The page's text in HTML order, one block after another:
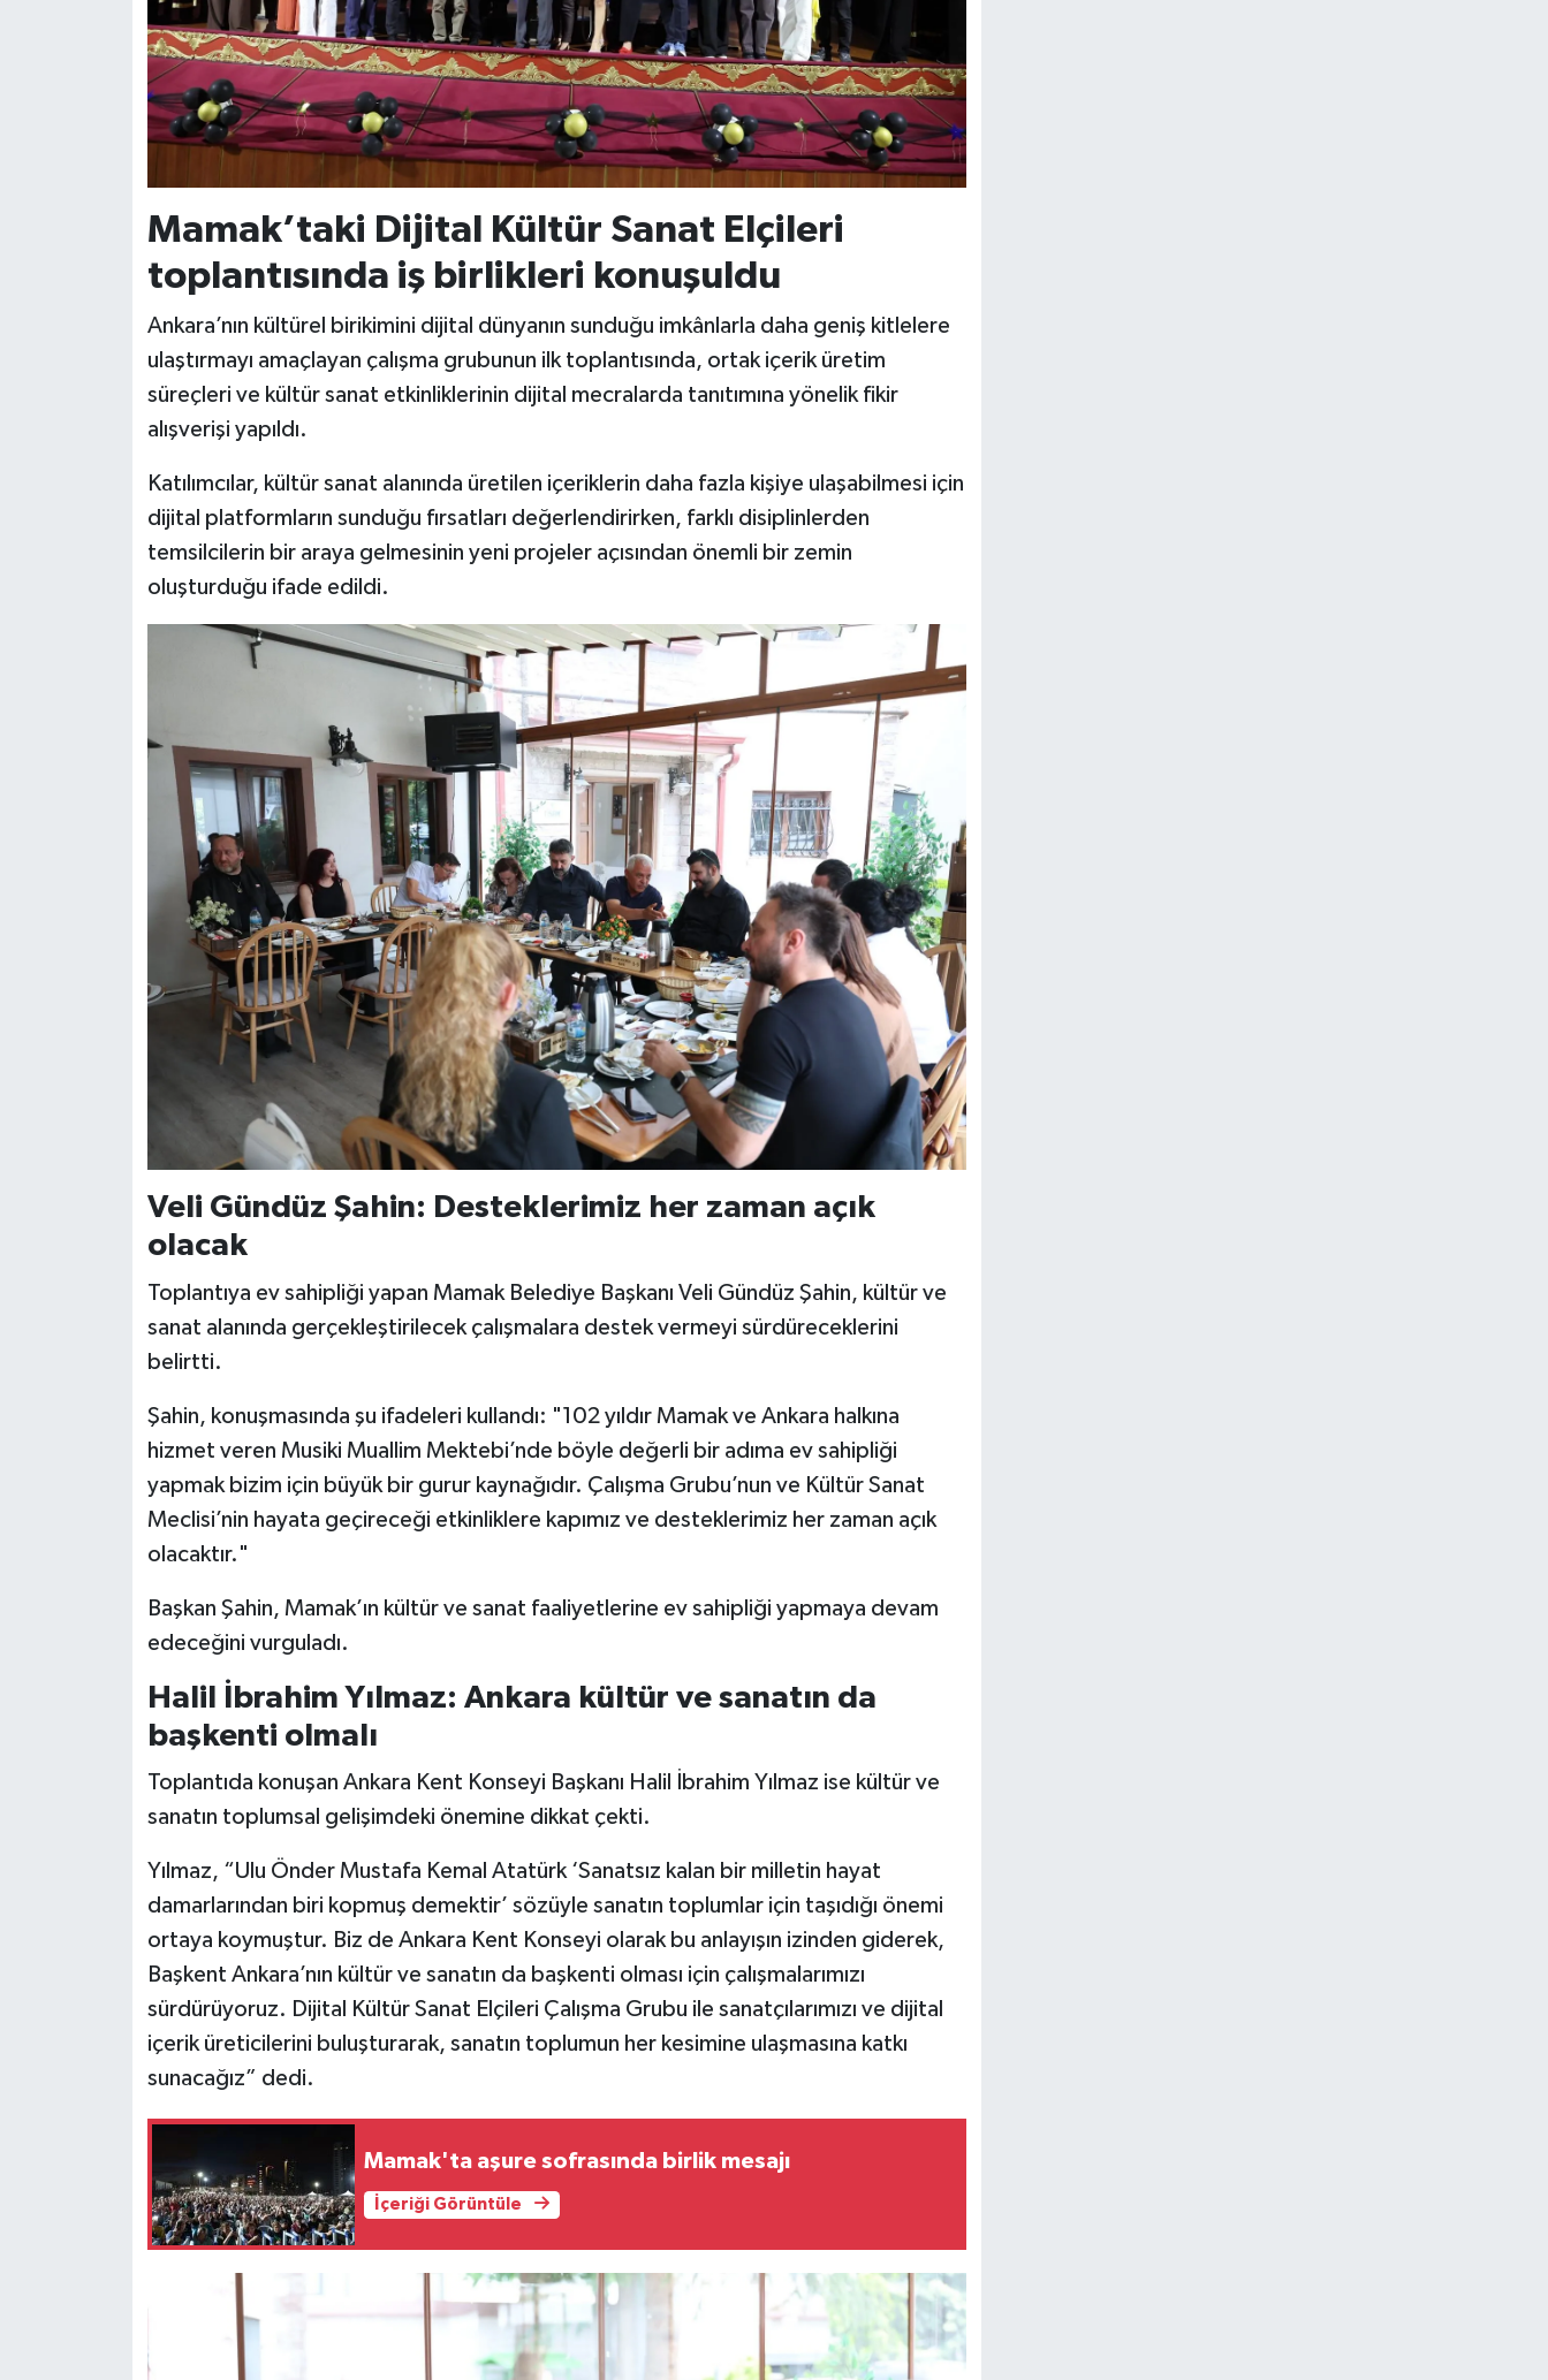
Mamak’taki Dijital Kültür Sanat Elçileri
toplantısında iş birlikleri konuşuldu
Ankara’nın kültürel birikimini dijital dünyanın sunduğu imkânlarla daha geniş kitlelere
ulaştırmayı amaçlayan çalışma grubunun ilk toplantısında, ortak içerik üretim
süreçleri ve kültür sanat etkinliklerinin dijital mecralarda tanıtımına yönelik fikir
alışverişi yapıldı.
Katılımcılar, kültür sanat alanında üretilen içeriklerin daha fazla kişiye ulaşabilmesi için
dijital platformların sunduğu fırsatları değerlendirirken, farklı disiplinlerden
temsilcilerin bir araya gelmesinin yeni projeler açısından önemli bir zemin
oluşturduğu ifade edildi.
Veli Gündüz Şahin: Desteklerimiz her zaman açık
olacak
Toplantıya ev sahipliği yapan Mamak Belediye Başkanı Veli Gündüz Şahin, kültür ve
sanat alanında gerçekleştirilecek çalışmalara destek vermeyi sürdüreceklerini
belirtti.
Şahin, konuşmasında şu ifadeleri kullandı: "102 yıldır Mamak ve Ankara halkına
hizmet veren Musiki Muallim Mektebi’nde böyle değerli bir adıma ev sahipliği
yapmak bizim için büyük bir gurur kaynağıdır. Çalışma Grubu’nun ve Kültür Sanat
Meclisi’nin hayata geçireceği etkinliklere kapımız ve desteklerimiz her zaman açık
olacaktır."
Başkan Şahin, Mamak’ın kültür ve sanat faaliyetlerine ev sahipliği yapmaya devam
edeceğini vurguladı.
Halil İbrahim Yılmaz: Ankara kültür ve sanatın da
başkenti olmalı
Toplantıda konuşan Ankara Kent Konseyi Başkanı Halil İbrahim Yılmaz ise kültür ve
sanatın toplumsal gelişimdeki önemine dikkat çekti.
Yılmaz, “Ulu Önder Mustafa Kemal Atatürk ‘Sanatsız kalan bir milletin hayat
damarlarından biri kopmuş demektir’ sözüyle sanatın toplumlar için taşıdığı önemi
ortaya koymuştur. Biz de Ankara Kent Konseyi olarak bu anlayışın izinden giderek,
Başkent Ankara’nın kültür ve sanatın da başkenti olması için çalışmalarımızı
sürdürüyoruz. Dijital Kültür Sanat Elçileri Çalışma Grubu ile sanatçılarımızı ve dijital
içerik üreticilerini buluşturarak, sanatın toplumun her kesimine ulaşmasına katkı
sunacağız” dedi.
Mamak'ta aşure sofrasında birlik mesajı
İçeriği Görüntüle